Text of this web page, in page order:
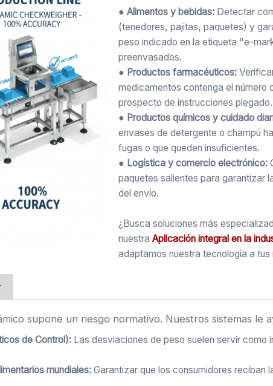
● Alimentos y bebidas: Detectar
(tenedores, pajitas, paquetes) y
peso indicado en la etiqueta "e-
preenvasados.
● Productos farmacéuticos:
medicamentos contenga el número
prospecto de instrucciones plegado.
● Productos químicos y cuidado
envases de detergente o champú
fugas o que queden insuficientes.
● Logística y comercio electrónico:
paquetes salientes para garantizar
del envío.
¿Busca soluciones más
nuestraAplicación integral en la
adaptamos nuestra tecnología a
supone un riesgo normativo. Nuestros sistemas le
de Control): Las desviaciones de peso suelen servir como
mundiales:Garantizar que los consumidores reciban